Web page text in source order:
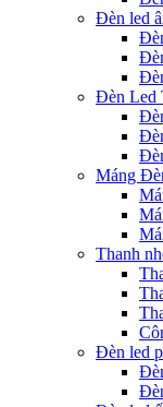
Đèn led
Đèn Led
Máng
Thanh
Đèn led